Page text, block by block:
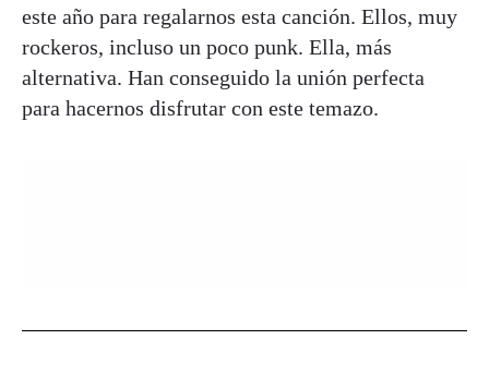
este año para regalarnos esta canción. Ellos, muy
rockeros, incluso un poco punk. Ella, más
alternativa. Han conseguido la unión perfecta
para hacernos disfrutar con este temazo.